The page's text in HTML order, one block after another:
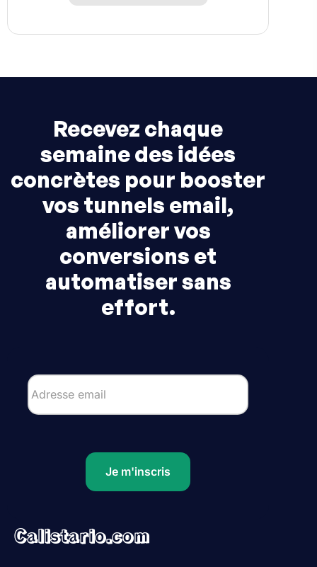
Recevez chaque
semaine des idées
concrètes pour booster
vos tunnels email,
améliorer vos
conversions et
automatiser sans
effort.
Je m'inscris
Calistario.com